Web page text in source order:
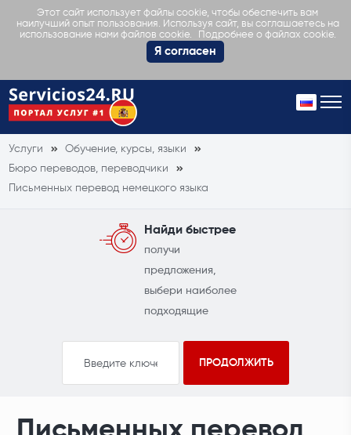
Этот сайт использует файлы cookie, чтобы обеспечить вам
наилучший опыт пользования. Используя сайт, вы соглашаетесь на
использование нами файлов cookie.
Подробнее о файлах cookie.
Я согласен
Услуги
Обучение, курсы, языки
Бюро переводов, переводчики
Письменных перевод немецкого языка
Найди быстрее
получи
предложения,
выбери наиболее
подходящие